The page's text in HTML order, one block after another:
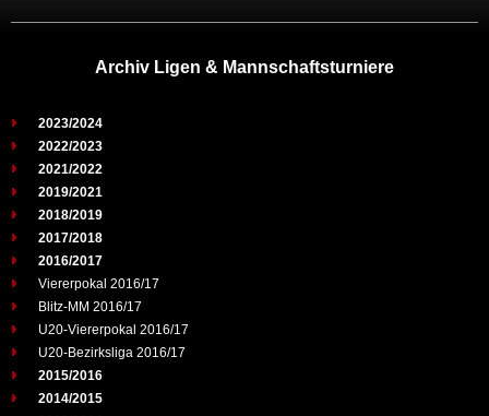
Archiv Ligen & Mannschaftsturniere
2023/2024
2022/2023
2021/2022
2019/2021
2018/2019
2017/2018
2016/2017
Viererpokal 2016/17
Blitz-MM 2016/17
U20-Viererpokal 2016/17
U20-Bezirksliga 2016/17
2015/2016
2014/2015